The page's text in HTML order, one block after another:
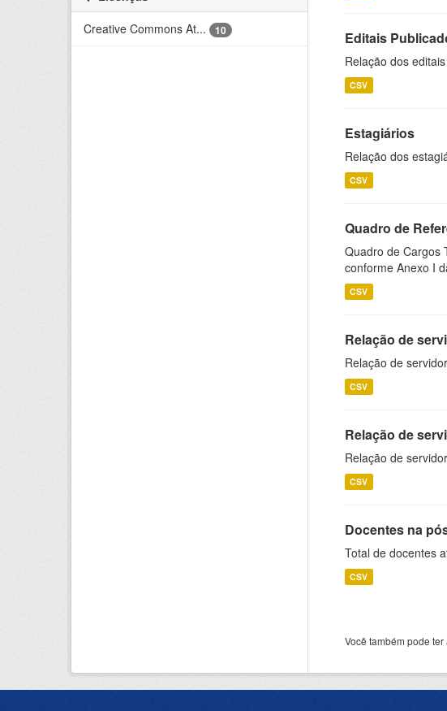
Creative Commons At...
10 Editais
Relação dos
CSV
Estagiários
Relação dos
CSV
Quadro de
Quadro de Cargos
conforme Anexo I
CSV
Relação de
Relação de
CSV
Relação de
Relação de
CSV
Docentes na
Total de docentes
CSV
Você também pode